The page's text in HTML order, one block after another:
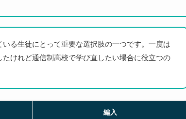
る生徒にとって重要な選択肢の一つです。一度は
けれど通信制高校で学び直したい場合に役立つの
編入